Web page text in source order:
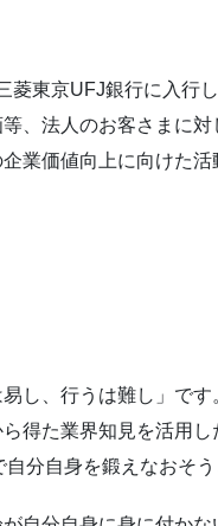
東京UFJ銀行に入行
、法人のお客さまに
業価値向上に向けた活
し、行うは難し」で
得た業界知見を活用
分自身を鍛えなおそ